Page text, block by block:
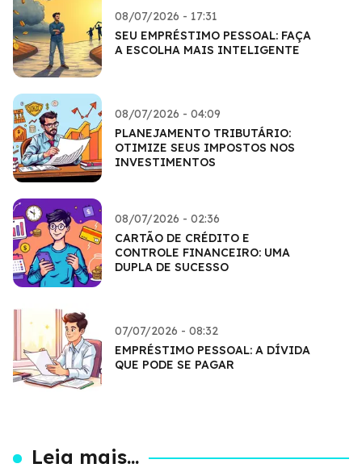
08/07/2026 - 17:31
SEU EMPRÉSTIMO PESSOAL: FAÇA
A ESCOLHA MAIS INTELIGENTE
08/07/2026 - 04:09
PLANEJAMENTO TRIBUTÁRIO:
OTIMIZE SEUS IMPOSTOS NOS
INVESTIMENTOS
08/07/2026 - 02:36
CARTÃO DE CRÉDITO E
CONTROLE FINANCEIRO: UMA
DUPLA DE SUCESSO
07/07/2026 - 08:32
EMPRÉSTIMO PESSOAL: A DÍVIDA
QUE PODE SE PAGAR
Leia mais...